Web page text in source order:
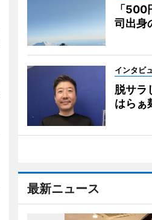
「500
司出身
インタビ
脱サラ
はらぁ
最新ニュース